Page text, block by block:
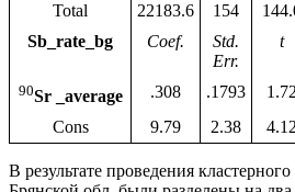
Total
22183.6 154
Sb_rate_bg
Coef.
Std.
Err.
t
90Sr _average .308 .1793 1.72
Cons
9.79 2.38 4.12
В результате проведения